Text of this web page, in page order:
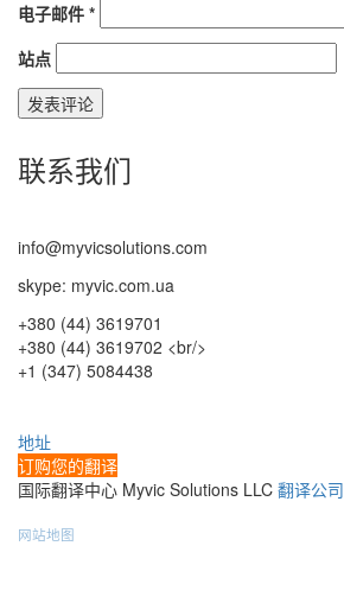
电子邮件 *
站点
联系我们
info@myvicsolutions.com
skype: myvic.com.ua
+380 (44) 3619701
+380 (44) 3619702 <br/>
+1 (347) 5084438
地址
订购您的翻译
国际翻译中心 Myvic Solutions LLC 翻译公司
网站地图